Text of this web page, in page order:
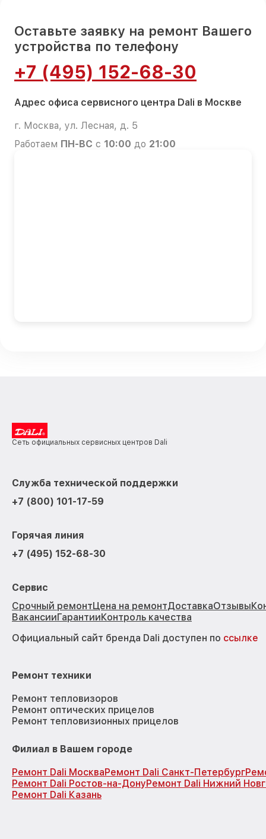
Оставьте заявку на ремонт Вашего
устройства по телефону
+7 (495) 152-68-30
Адрес офиса сервисного центра Dali в Москве
г. Москва, ул. Лесная, д. 5
Работаем ПН-ВС с 10:00 до 21:00
Сеть официальных сервисных центров Dali
Служба технической поддержки
+7 (800) 101-17-59
Горячая линия
+7 (495) 152-68-30
Сервис
Срочный ремонтЦена на ремонтДоставкаОтзывы
ВакансииГарантииКонтроль качества
Официальный сайт бренда Dali доступен по ссылке
Ремонт техники
Ремонт тепловизоров
Ремонт оптических прицелов
Ремонт тепловизионных прицелов
Филиал в Вашем городе
Ремонт Dali МоскваРемонт Dali Санкт-Петербург
Ремонт Dali Ростов-на-ДонуРемонт Dali Нижний
Ремонт Dali Казань